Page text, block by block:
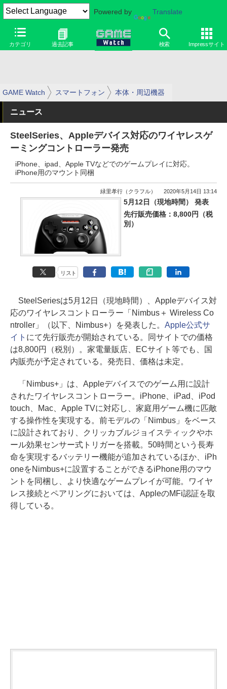
Powered by Translate
カテゴリ 過去記事 検索 Impressサイト
GAME Watch スマートフォン 本体・周辺機器
ニュース
SteelSeries、Appleデバイス対応のワイヤレスゲ
ーミングコントローラー発売
iPhone、ipad、Apple TVなどでのゲームプレイに対応。
iPhone用のマウント同梱
緑里孝行（クラフル） 2020年5月14日 13:14
5月12日（現地時間） 発表
先行販売価格：8,800円（税
別）
リスト
SteelSeriesは5月12日（現地時間）、Appleデバイス対
応のワイヤレスコントローラー「Nimbus＋ Wireless Co
ntroller」（以下、Nimbus+）を発表した。 Apple公式サ
イト にて先行販売が開始されている。同サイトでの価格
は8,800円（税別）。家電量販店、ECサイト等でも、国
内販売が予定されている。発売日、価格は未定。
「Nimbus+」は、Appleデバイスでのゲーム用に設計
されたワイヤレスコントローラー。iPhone、iPad、iPod
touch、Mac、Apple TVに対応し、家庭用ゲーム機に匹敵
する操作性を実現する。前モデルの「Nimbus」をベース
に設計されており、クリッカブルジョイスティックやホ
ール効果センサー式トリガーを搭載。50時間という長寿
命を実現するバッテリー機能が追加されているほか、iPh
oneをNimbus+に設置することができるiPhone用のマウ
ントを同梱し、より快適なゲームプレイが可能。ワイヤ
レス接続とペアリングにおいては、AppleのMFi認証を取
得している。